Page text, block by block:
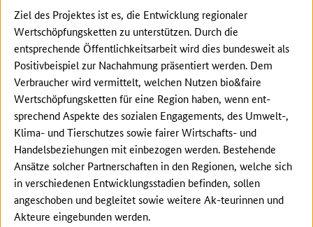
Ziel des Projektes ist es, die Entwicklung regionaler
Wertschöpfungsketten zu unterstützen. Durch die
entsprechende Öffentlichkeitsarbeit wird dies bundesweit als
Positivbeispiel zur Nachahmung präsentiert werden. Dem
Verbraucher wird vermittelt, welchen Nutzen bio&faire
Wertschöpfungsketten für eine Region haben, wenn ent-
sprechend Aspekte des sozialen Engagements, des Umwelt-,
Klima- und Tierschutzes sowie fairer Wirtschafts- und
Handelsbeziehungen mit einbezogen werden. Bestehende
Ansätze solcher Partnerschaften in den Regionen, welche sich
in verschiedenen Entwicklungsstadien befinden, sollen
angeschoben und begleitet sowie weitere Ak-teurinnen und
Akteure eingebunden werden.